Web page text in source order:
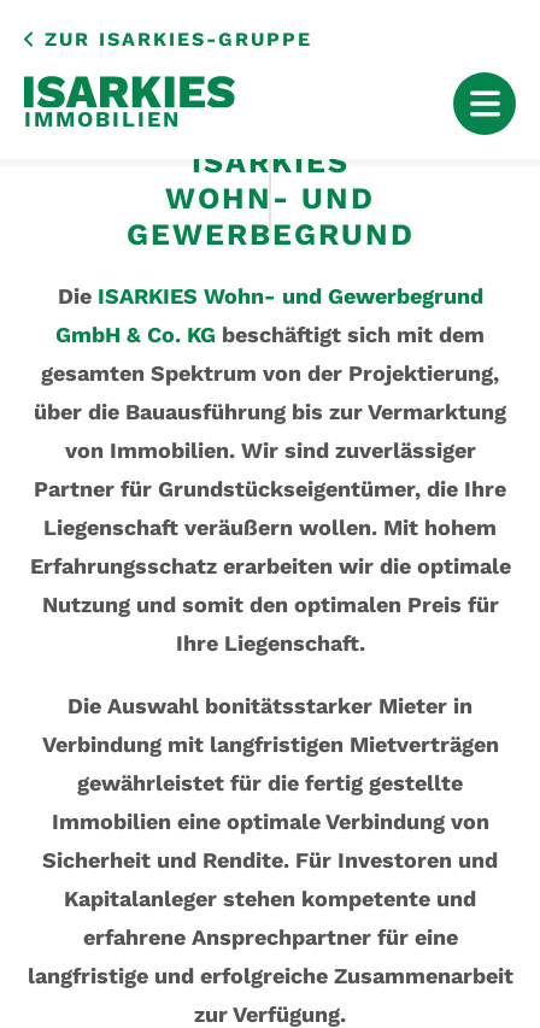
ZUR ISARKIES-GRUPPE
IMMOBILIEN
ISARKIES
WOHN- UND
GEWERBEGRUND
Die ISARKIES Wohn- und Gewerbegrund
GmbH & Co. KG beschäftigt sich mit dem
gesamten Spektrum von der Projektierung,
über die Bauausführung bis zur Vermarktung
von Immobilien. Wir sind zuverlässiger
Partner für Grundstückseigentümer, die Ihre
Liegenschaft veräußern wollen. Mit hohem
Erfahrungsschatz erarbeiten wir die optimale
Nutzung und somit den optimalen Preis für
Ihre Liegenschaft.
Die Auswahl bonitätsstarker Mieter in
Verbindung mit langfristigen Mietverträgen
gewährleistet für die fertig gestellte
Immobilien eine optimale Verbindung von
Sicherheit und Rendite. Für Investoren und
Kapitalanleger stehen kompetente und
erfahrene Ansprechpartner für eine
langfristige und erfolgreiche Zusammenarbeit
zur Verfügung.